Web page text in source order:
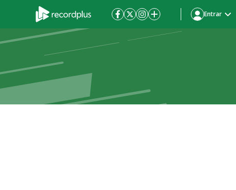
Entrar